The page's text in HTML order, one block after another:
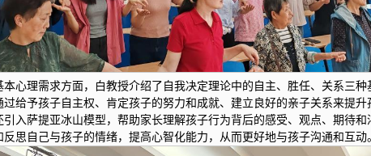
本心理需求方面，白教授介绍了自我决定理论中的自主、胜任、关系三
过给予孩子自主权、肯定孩子的努力和成就、建立良好的亲子关系来提
入萨提亚冰山模型，帮助家长理解孩子行为背后的感受、观点、期待
思自己与孩子的情绪，提高心智化能力，从而更好地与孩子沟通和互动